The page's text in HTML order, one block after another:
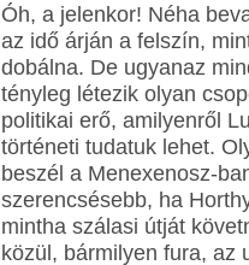
Óh, a jelenkor! Néha
az idő árján a felszín,
dobálna. De ugyanaz
tényleg létezik olyan
politikai erő, amilyenről
történeti tudatuk lehet.
beszél a Menexenosz-
szerencsésebb, ha
mintha szálasi útját
közül, bármilyen fura, az